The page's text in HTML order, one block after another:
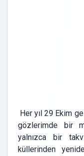
Her yıl 29 Ekim
gözlerimde bir
yalnızca bir
küllerinden